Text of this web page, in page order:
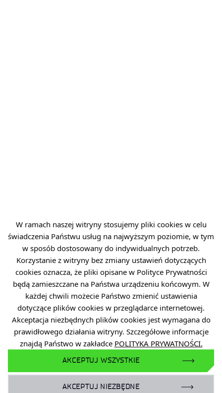
W ramach naszej witryny stosujemy pliki cookies w celu
świadczenia Państwu usług na najwyższym poziomie, w tym
w sposób dostosowany do indywidualnych potrzeb.
Korzystanie z witryny bez zmiany ustawień dotyczących
cookies oznacza, że pliki opisane w Polityce Prywatności
będą zamieszczane na Państwa urządzeniu końcowym. W
każdej chwili możecie Państwo zmienić ustawienia
dotyczące plików cookies w przeglądarce internetowej.
Akceptacja niezbędnych plików cookies jest wymagana do
prawidłowego działania witryny. Szczegółowe informacje
znajdą Państwo w zakładce POLITYKA PRYWATNOŚCI.
AKCEPTUJ WSZYSTKIE
AKCEPTUJ NIEZBĘDNE